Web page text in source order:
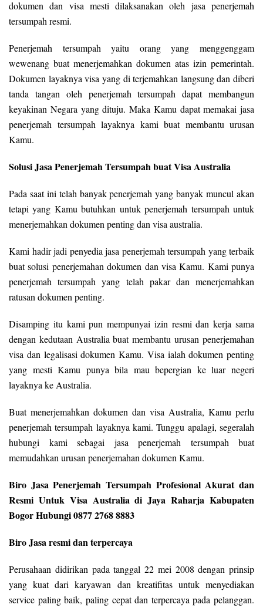
dokumen dan visa mesti dilaksanakan oleh jasa penerjemah
tersumpah resmi.
Penerjemah tersumpah yaitu orang yang menggenggam
wewenang buat menerjemahkan dokumen atas izin pemerintah.
Dokumen layaknya visa yang di terjemahkan langsung dan diberi
tanda tangan oleh penerjemah tersumpah dapat membangun
keyakinan Negara yang dituju. Maka Kamu dapat memakai jasa
penerjemah tersumpah layaknya kami buat membantu urusan
Kamu.
Solusi Jasa Penerjemah Tersumpah buat Visa Australia
Pada saat ini telah banyak penerjemah yang banyak muncul akan
tetapi yang Kamu butuhkan untuk penerjemah tersumpah untuk
menerjemahkan dokumen penting dan visa australia.
Kami hadir jadi penyedia jasa penerjemah tersumpah yang terbaik
buat solusi penerjemahan dokumen dan visa Kamu. Kami punya
penerjemah tersumpah yang telah pakar dan menerjemahkan
ratusan dokumen penting.
Disamping itu kami pun mempunyai izin resmi dan kerja sama
dengan kedutaan Australia buat membantu urusan penerjemahan
visa dan legalisasi dokumen Kamu. Visa ialah dokumen penting
yang mesti Kamu punya bila mau bepergian ke luar negeri
layaknya ke Australia.
Buat menerjemahkan dokumen dan visa Australia, Kamu perlu
penerjemah tersumpah layaknya kami. Tunggu apalagi, segeralah
hubungi kami sebagai jasa penerjemah tersumpah buat
memudahkan urusan penerjemahan dokumen Kamu.
Biro Jasa Penerjemah Tersumpah Profesional Akurat dan
Resmi Untuk Visa Australia di Jaya Raharja Kabupaten
Bogor Hubungi 0877 2768 8883
Biro Jasa resmi dan terpercaya
Perusahaan didirikan pada tanggal 22 mei 2008 dengan prinsip
yang kuat dari karyawan dan kreatifitas untuk menyediakan
service paling baik, paling cepat dan terpercaya pada pelanggan.